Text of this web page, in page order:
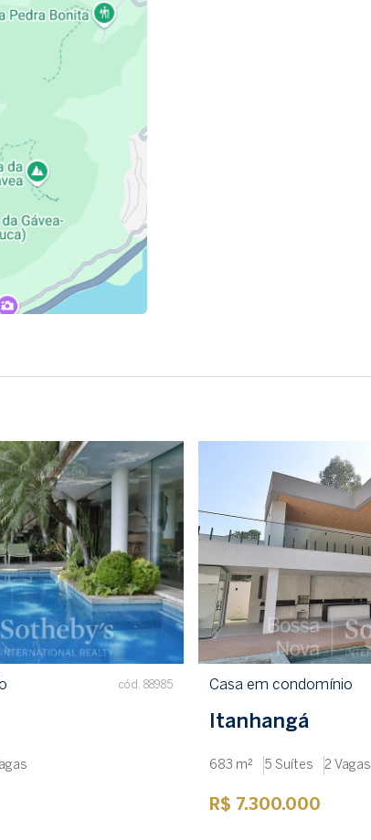
cód. 88985 Casa em condomínio
Itanhangá
683 m² 5 Suítes 2 Vagas
R$ 7.300.000